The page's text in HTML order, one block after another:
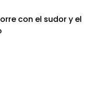
con el sudor y el